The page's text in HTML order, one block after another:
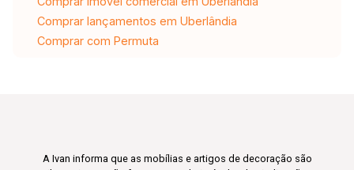
Comprar lançamentos em Uberlândia
Comprar com Permuta
A Ivan informa que as mobílias e artigos de decoração são